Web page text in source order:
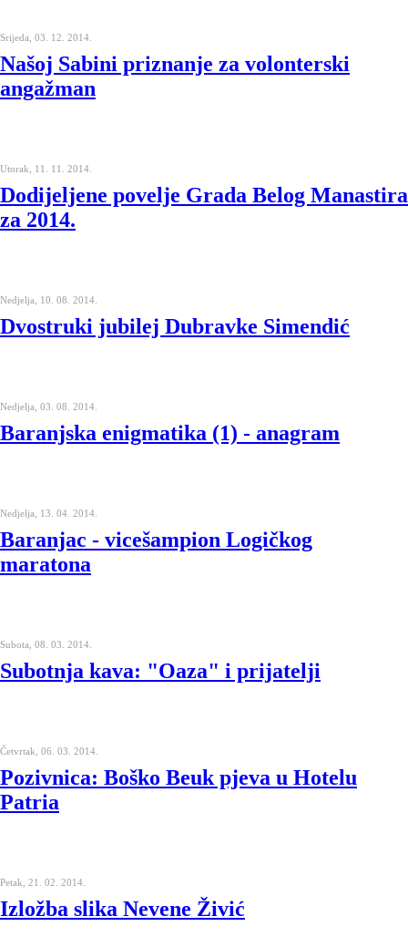
Srijeda, 03. 12. 2014.
Našoj Sabini priznanje za volonterski
angažman
Utorak, 11. 11. 2014.
Dodijeljene povelje Grada Belog Manastira
za 2014.
Nedjelja, 10. 08. 2014.
Dvostruki jubilej Dubravke Simendić
Nedjelja, 03. 08. 2014.
Baranjska enigmatika (1) - anagram
Nedjelja, 13. 04. 2014.
Baranjac - vicešampion Logičkog
maratona
Subota, 08. 03. 2014.
Subotnja kava: "Oaza" i prijatelji
Četvrtak, 06. 03. 2014.
Pozivnica: Boško Beuk pjeva u Hotelu
Patria
Petak, 21. 02. 2014.
Izložba slika Nevene Živić